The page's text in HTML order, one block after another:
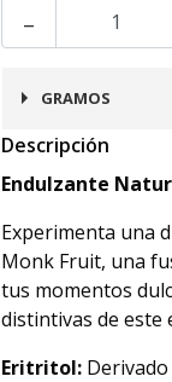
-
GRAMOS
340
Descripción
Endulzante
Experimenta una
Monk Fruit, una
tus momentos
distintivas de este
Eritritol: